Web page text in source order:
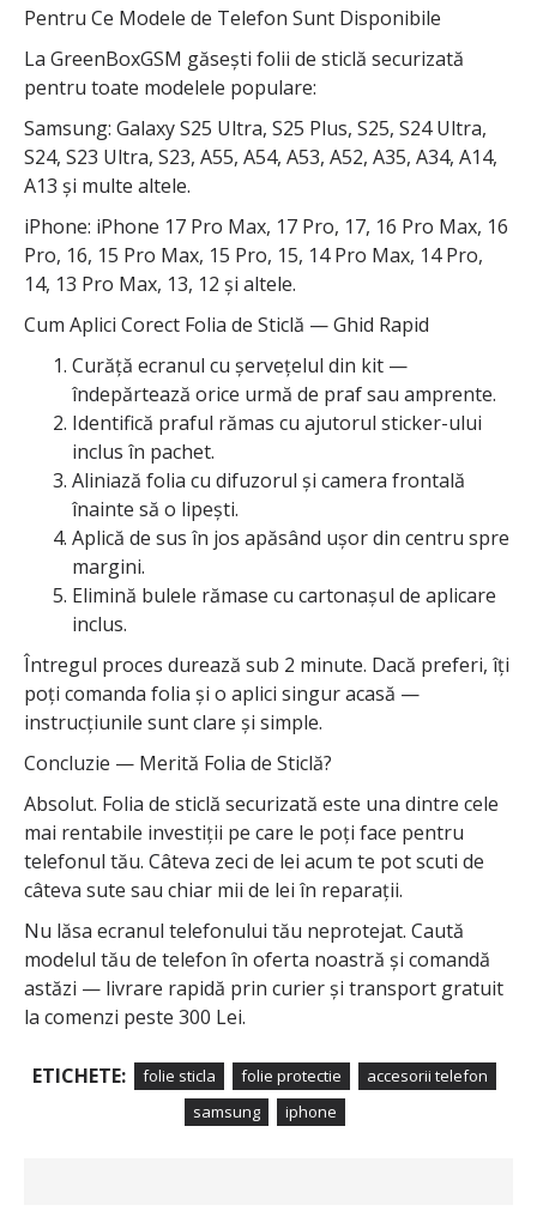
Pentru Ce Modele de Telefon Sunt Disponibile
La GreenBoxGSM găsești folii de sticlă securizată
pentru toate modelele populare:
Samsung: Galaxy S25 Ultra, S25 Plus, S25, S24 Ultra,
S24, S23 Ultra, S23, A55, A54, A53, A52, A35, A34, A14,
A13 și multe altele.
iPhone: iPhone 17 Pro Max, 17 Pro, 17, 16 Pro Max, 16
Pro, 16, 15 Pro Max, 15 Pro, 15, 14 Pro Max, 14 Pro,
14, 13 Pro Max, 13, 12 și altele.
Cum Aplici Corect Folia de Sticlă — Ghid Rapid
Curăță ecranul cu șervețelul din kit —
îndepărtează orice urmă de praf sau amprente.
Identifică praful rămas cu ajutorul sticker-ului
inclus în pachet.
Aliniază folia cu difuzorul și camera frontală
înainte să o lipești.
Aplică de sus în jos apăsând ușor din centru spre
margini.
Elimină bulele rămase cu cartonașul de aplicare
inclus.
Întregul proces durează sub 2 minute. Dacă preferi, îți
poți comanda folia și o aplici singur acasă —
instrucțiunile sunt clare și simple.
Concluzie — Merită Folia de Sticlă?
Absolut. Folia de sticlă securizată este una dintre cele
mai rentabile investiții pe care le poți face pentru
telefonul tău. Câteva zeci de lei acum te pot scuti de
câteva sute sau chiar mii de lei în reparații.
Nu lăsa ecranul telefonului tău neprotejat. Caută
modelul tău de telefon în oferta noastră și comandă
astăzi — livrare rapidă prin curier și transport gratuit
la comenzi peste 300 Lei.
ETICHETE: folie sticla folie protectie
accesorii telefon
samsung
iphone